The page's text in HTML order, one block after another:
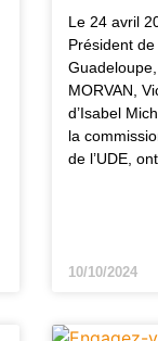
Le 24 avril
Président de
MORVAN,
d’Isabel
la
de l’UDE, ont
10/10/2024